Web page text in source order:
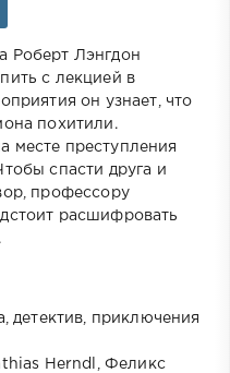
Роберт Лэнгдон
с лекцией в
он узнает, что
похитили.
месте преступления
спасти друга и
профессору
расшифровать
детектив, приключения
Herndl, Феликс